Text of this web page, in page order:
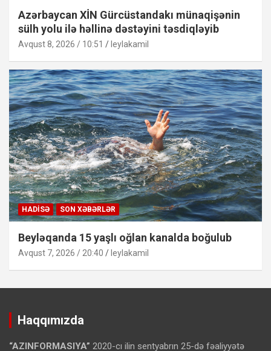
Azərbaycan XİN Gürcüstandakı münaqişənin
sülh yolu ilə həllinə dəstəyini təsdiqləyib
Avqust 8, 2026 / 10:51 leylakamil
HADISƏ SON XƏBƏRLƏR
Beyləqanda 15 yaşlı oğlan kanalda boğulub
Avqust 7, 2026 / 20:40 leylakamil
Haqqımızda
“AZINFORMASIYA” 2020-cı ilin sentyabrın 25-də fəaliyyətə